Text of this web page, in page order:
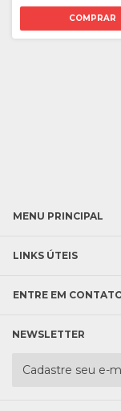
COMPRAR
MENU PRINCIPAL
LINKS ÚTEIS
ENTRE EM
NEWSLETTER